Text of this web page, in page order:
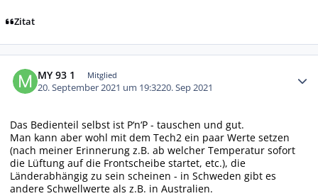
Zitat
MY 93 1 Mitglied
20. September 2021 um 19:3220. Sep 2021
Das Bedienteil selbst ist P‘n‘P - tauschen und gut.
Man kann aber wohl mit dem Tech2 ein paar Werte setzen
(nach meiner Erinnerung z.B. ab welcher Temperatur sofort
die Lüftung auf die Frontscheibe startet, etc.), die
Länderabhängig zu sein scheinen - in Schweden gibt es
andere Schwellwerte als z.B. in Australien.